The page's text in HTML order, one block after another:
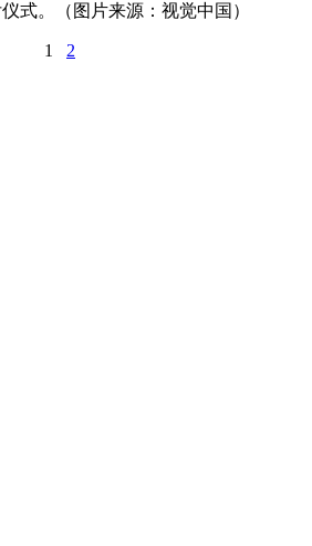
式。（图片来源：视觉中国）
1 2